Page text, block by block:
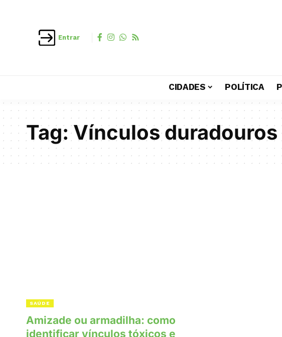
Entrar
CIDADES POLÍTICA
Tag:Vínculos duradouros
SAÚDE
Amizade ou armadilha: como
identificar vínculos tóxicos e